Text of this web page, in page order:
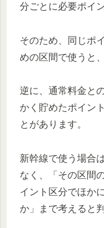
分ごとに必要ポイ
そのため、同じポ
めの区間で使うと
逆に、通常料金と
かく貯めたポイン
とがあります。
新幹線で使う場合
なく、「その区間
イント区分でほか
か」まで考えると